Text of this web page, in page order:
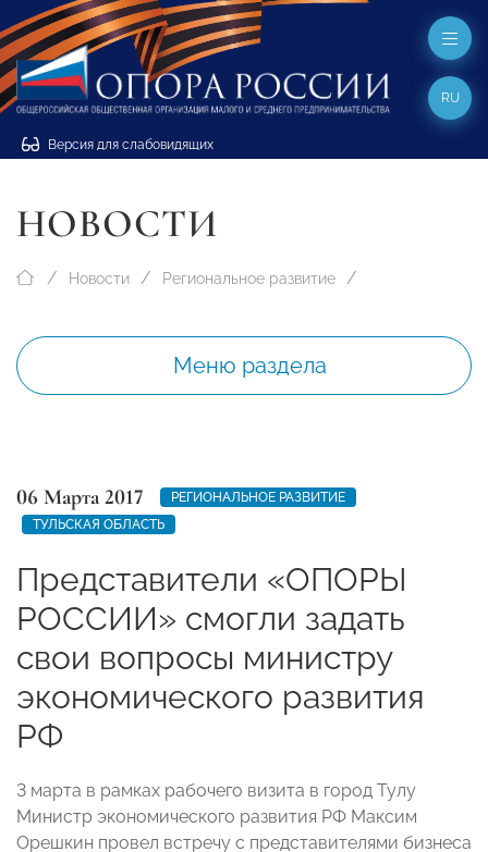
Версия для слабовидящих
RU
НОВОСТИ
Новости Региональное развитие
Меню раздела
06 Марта 2017
РЕГИОНАЛЬНОЕ РАЗВИТИЕ
ТУЛЬСКАЯ ОБЛАСТЬ
Представители «ОПОРЫ
РОССИИ» смогли задать
свои вопросы министру
экономического развития
РФ
3 марта в рамках рабочего визита в город Тулу
Министр экономического развития РФ Максим
Орешкин провел встречу с представителями бизнеса